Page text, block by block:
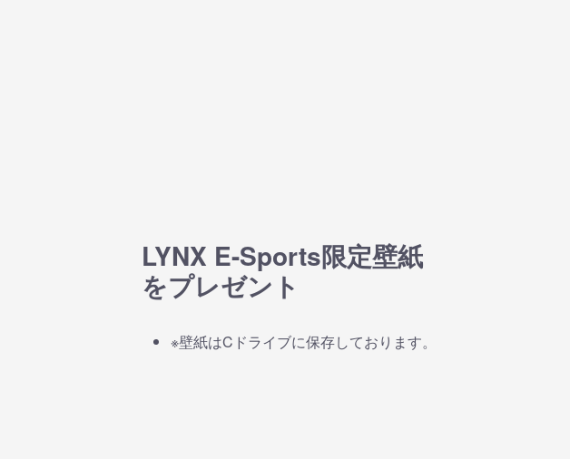
LYNX E-Sports限定壁紙
をプレゼント
※壁紙はCドライブに保存しております。